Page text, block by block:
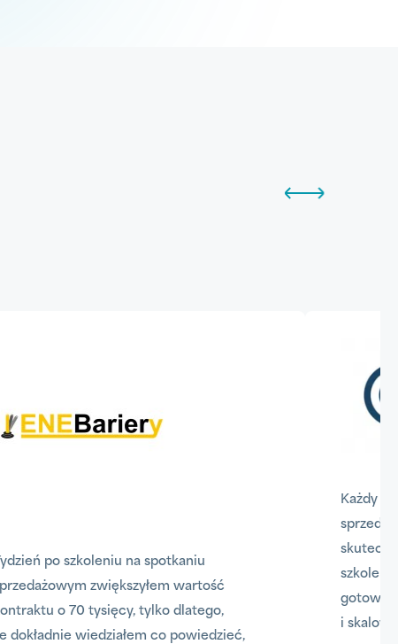
Tydzień po szkoleniu na spotkaniu
sprzedażowym zwiększyłem wartość
kontraktu o 70 tysięcy, tylko dlatego,
że dokładnie wiedziałem co powiedzieć,
Każdy
i